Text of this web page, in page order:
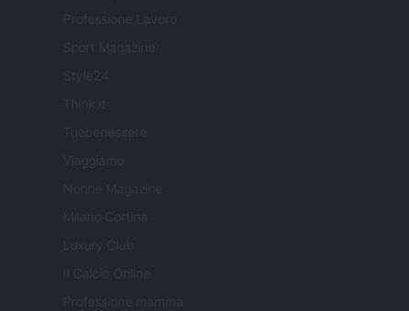
Professione Lavoro
Sport Magazine
Style24
Think.it
Tuobenessere
Viaggiamo
Nonne Magazine
Milano Cortina
Luxury Club
Il Calcio Online
Professione mamma